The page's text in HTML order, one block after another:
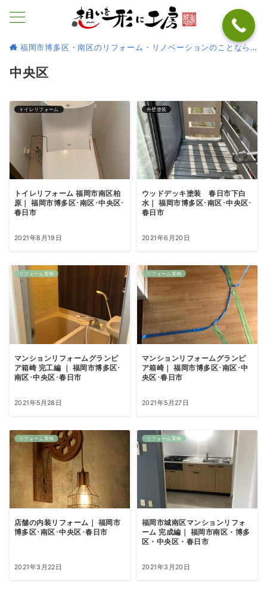
福岡市博多区・南区のリフォーム・リノベーションのことなら
中央区
トイレリフォーム
トイレリフォーム 福岡市南区柏
原｜ 福岡市博多区･南区･中央区･
春日市
2021年8月19日
外壁塗装
ウッドデッキ塗装 春日市下白
水｜ 福岡市博多区･南区･中央区･
春日市
2021年6月20日
リフォーム実例
マンションリフォームグランピ
ア箱崎 完工編 ｜ 福岡市博多区･
南区･中央区･春日市
2021年5月28日
リフォーム実例
マンションリフォームグランピ
ア箱崎｜ 福岡市博多区･南区･中
央区･春日市
2021年5月27日
リフォーム実例
店舗の内装リフォーム｜ 福岡市
博多区･南区･中央区･春日市
2021年3月22日
リフォーム実例
福岡市城南区マンションリフォ
ーム 完成編｜ 福岡市南区・博多
区・中央区・春日市
2021年3月20日